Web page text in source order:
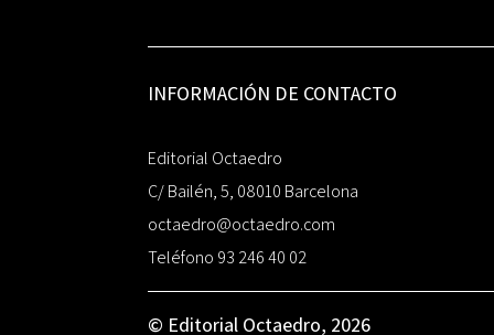
INFORMACIÓN DE CONTACTO
Editorial Octaedro
C/ Bailén, 5, 08010 Barcelona
octaedro@octaedro.com
Teléfono 93 246 40 02
© Editorial Octaedro, 2026